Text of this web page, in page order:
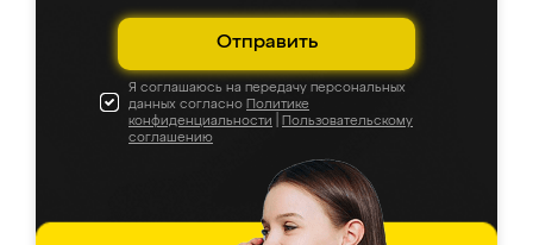
Отправить
Я соглашаюсь на передачу персональных
данных согласно Политике
конфиденциальности
Пользовательскому
соглашению